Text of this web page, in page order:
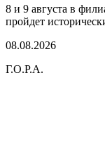
8 и 9 августа в
пройдет
08.08.2026
Г.О.Р.А.